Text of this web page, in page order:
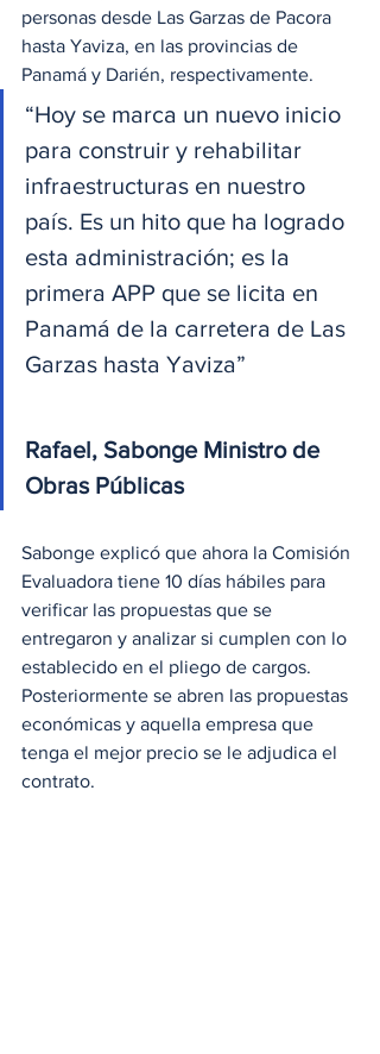
personas desde Las Garzas de Pacora
hasta Yaviza, en las provincias de
Panamá y Darién, respectivamente.
“Hoy se marca un nuevo inicio
para construir y rehabilitar
infraestructuras en nuestro
país. Es un hito que ha logrado
esta administración; es la
primera APP que se licita en
Panamá de la carretera de Las
Garzas hasta Yaviza”
Rafael, Sabonge Ministro de
Obras Públicas
Sabonge explicó que ahora la Comisión
Evaluadora tiene 10 días hábiles para
verificar las propuestas que se
entregaron y analizar si cumplen con lo
establecido en el pliego de cargos.
Posteriormente se abren las propuestas
económicas y aquella empresa que
tenga el mejor precio se le adjudica el
contrato.